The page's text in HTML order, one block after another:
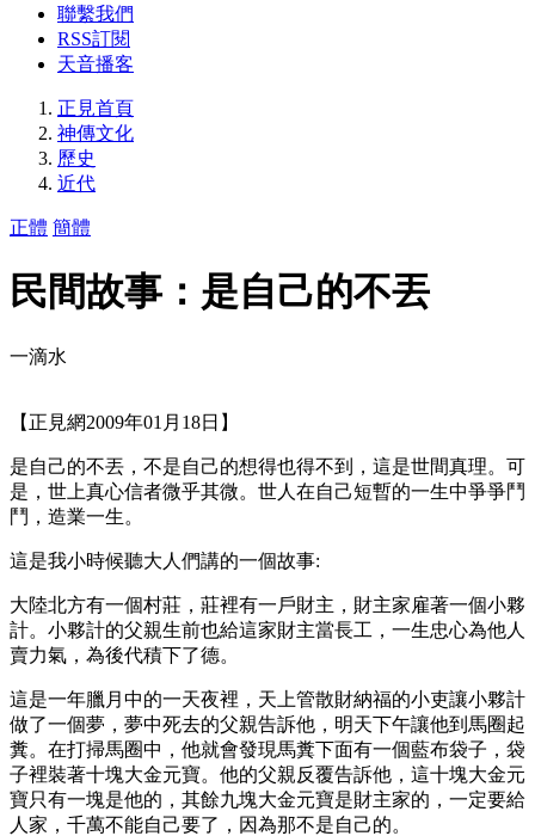
聯繫我們
RSS訂閱
天音播客
正見首頁
神傳文化
歷史
近代
正體 簡體
民間故事：是自己的不丟
一滴水
【正見網2009年01月18日】
是自己的不丟，不是自己的想得也得不到，這是世間真理。可
是，世上真心信者微乎其微。世人在自己短暫的一生中爭爭鬥
鬥，造業一生。
這是我小時候聽大人們講的一個故事:
大陸北方有一個村莊，莊裡有一戶財主，財主家雇著一個小夥
計。小夥計的父親生前也給這家財主當長工，一生忠心為他人
賣力氣，為後代積下了德。
這是一年臘月中的一天夜裡，天上管散財納福的小吏讓小夥計
做了一個夢，夢中死去的父親告訴他，明天下午讓他到馬圈起
糞。在打掃馬圈中，他就會發現馬糞下面有一個藍布袋子，袋
子裡裝著十塊大金元寶。他的父親反覆告訴他，這十塊大金元
寶只有一塊是他的，其餘九塊大金元寶是財主家的，一定要給
人家，千萬不能自己要了，因為那不是自己的。